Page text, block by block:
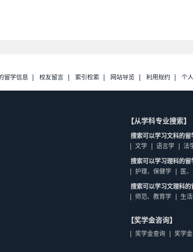
留学信息 校友留言 索引检索 网站导览 利用规约 个
【从学科专业搜索】
搜索可以学习文科的留
文学
语言学 法
搜索可以学习理科的留
护理、保健学
医
搜索可以学习文理科的
师范、教育学
生
【奖学金咨询】
奖学金查询 奖学金